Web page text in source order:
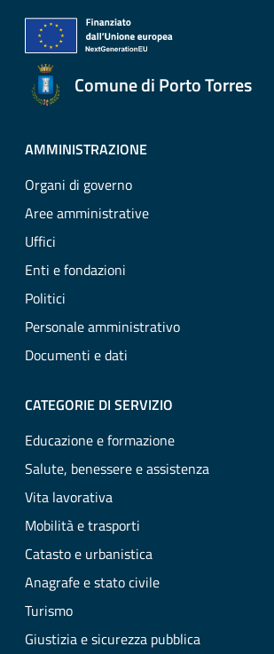
Comune di Porto Torres
AMMINISTRAZIONE
Organi di governo
Aree amministrative
Uffici
Enti e fondazioni
Politici
Personale amministrativo
Documenti e dati
CATEGORIE DI SERVIZIO
Educazione e formazione
Salute, benessere e assistenza
Vita lavorativa
Mobilità e trasporti
Catasto e urbanistica
Anagrafe e stato civile
Turismo
Giustizia e sicurezza pubblica